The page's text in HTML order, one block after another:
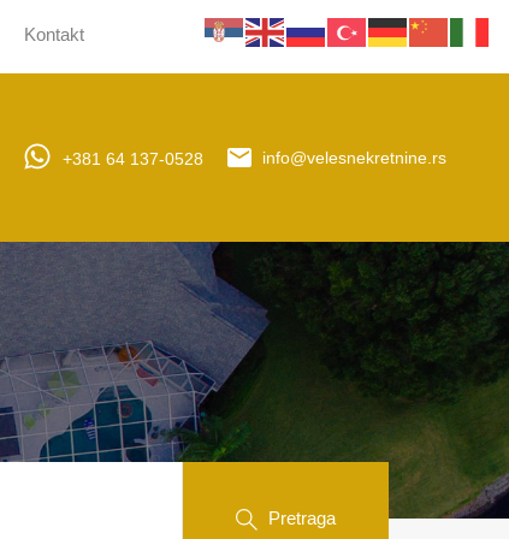
Upravljanje nekretninama Obaveštenja Kontakt
Kontakt
+381 64 137-0528 info@velesnekretnine.rs
Pretraga